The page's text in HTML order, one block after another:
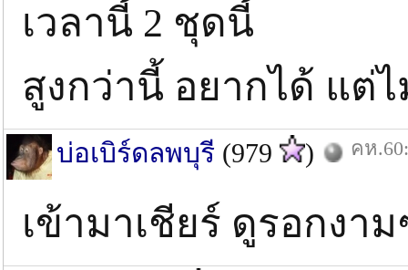
เวลานี้ 2 ชุดนี้
สูงกว่านี้ อยากได้ แต่
บ่อเบิร์ดลพบุรี (979 ) คห
เข้ามาเชียร์ ดูรอกงา